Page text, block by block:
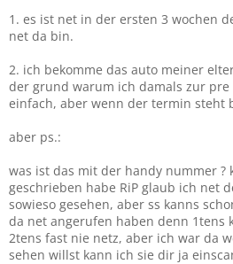
1. es ist net in der ersten 3 wochen
net da bin.
2. ich bekomme das auto meiner
der grund warum ich damals zur pre
einfach, aber wenn der termin steht
aber ps.:
was ist das mit der handy nummer ?
geschrieben habe RiP glaub ich net
sowieso gesehen, aber ss kanns
da net angerufen haben denn 1tens
2tens fast nie netz, aber ich war da
sehen willst kann ich sie dir ja